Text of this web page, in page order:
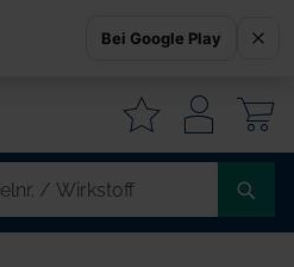
Bei Google Play